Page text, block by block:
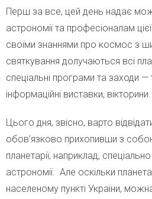
Перш за все, цей день надає
астрономії та професіоналам
своїми знаннями про космос з
святкування долучаються всі
спеціальні програми та заходи —
інформаційні виставки, вікторини.
Цього дня, звісно, варто
обов’язково прихопивши з
планетарії, наприклад,
астрономії. Але оскільки
населеному пункті України,